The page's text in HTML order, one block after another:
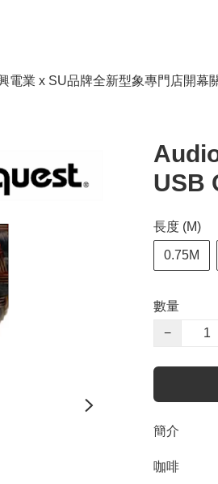
電業 x SU品牌全新型象專門店開幕
USB
長度 (M)
0.75M
數量
−
簡介
咖啡